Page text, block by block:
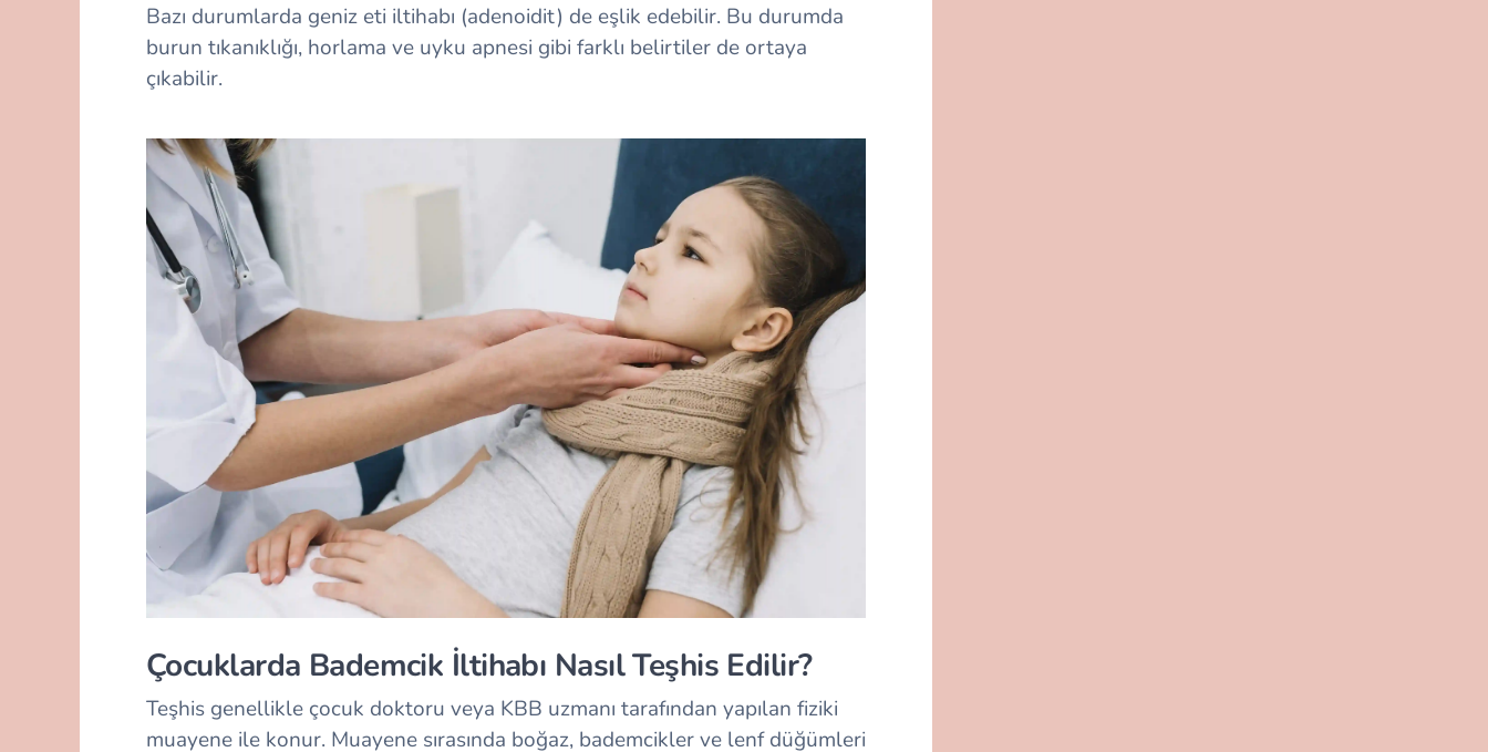
Bazı durumlarda geniz eti iltihabı (adenoidit) de eşlik edebilir. Bu durumda
burun tıkanıklığı, horlama ve uyku apnesi gibi farklı belirtiler de ortaya
çıkabilir.
Çocuklarda Bademcik İltihabı Nasıl Teşhis Edilir?
Teşhis genellikle çocuk doktoru veya KBB uzmanı tarafından yapılan fiziki
muayene ile konur. Muayene sırasında boğaz, bademcikler ve lenf düğümleri